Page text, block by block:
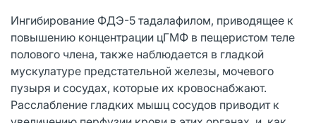
Ингибирование ФДЭ-5 тадалафилом, приводящее к
повышению концентрации цГМФ в пещеристом теле
полового члена, также наблюдается в гладкой
мускулатуре предстательной железы, мочевого
пузыря и сосудах, которые их кровоснабжают.
Расслабление гладких мышц сосудов приводит к